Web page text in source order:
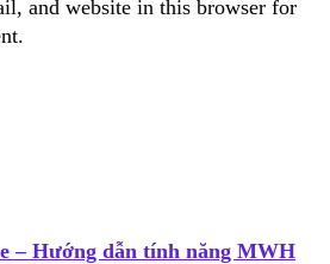
and website in this browser for
– Hướng dẫn tính năng MWH